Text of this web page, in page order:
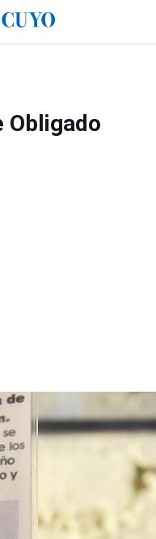
Obligado